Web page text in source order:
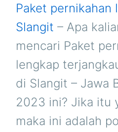
Paket pernikahan
Slangit – Apa
mencari Paket
lengkap
di Slangit – Jawa
2023 ini? Jika itu
maka ini adalah